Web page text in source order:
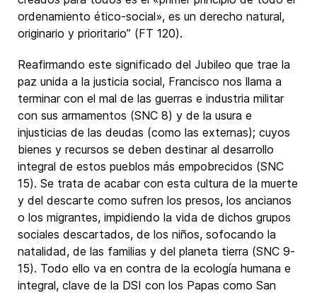
ordenamiento ético-social», es un derecho natural,
originario y prioritario” (FT 120).
Reafirmando este significado del Jubileo que trae la
paz unida a la justicia social, Francisco nos llama a
terminar con el mal de las guerras e industria militar
con sus armamentos (SNC 8) y de la usura e
injusticias de las deudas (como las externas); cuyos
bienes y recursos se deben destinar al desarrollo
integral de estos pueblos más empobrecidos (SNC
15). Se trata de acabar con esta cultura de la muerte
y del descarte como sufren los presos, los ancianos
o los migrantes, impidiendo la vida de dichos grupos
sociales descartados, de los niños, sofocando la
natalidad, de las familias y del planeta tierra (SNC 9-
15). Todo ello va en contra de la ecología humana e
integral, clave de la DSI con los Papas como San